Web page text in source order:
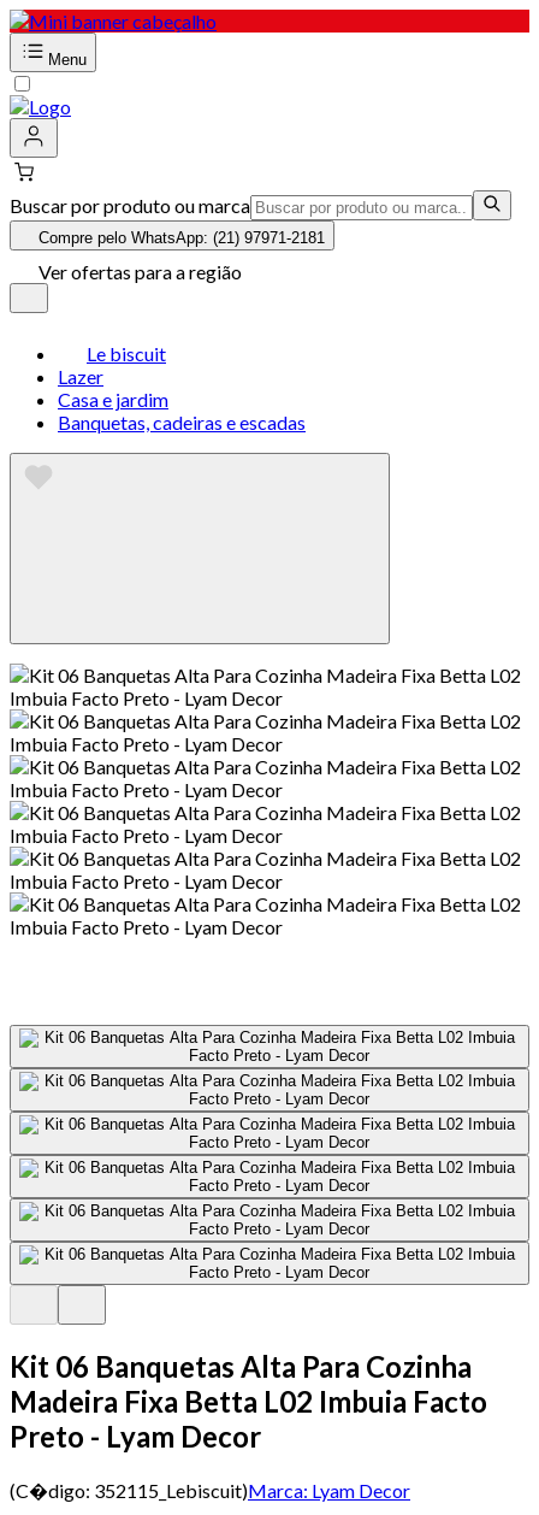
Menu
Buscar por produto ou marca
Compre pelo WhatsApp: (21) 97971-2181
Ver ofertas para a região
Le biscuit
Lazer
Casa e jardim
Banquetas, cadeiras e escadas
Kit 06 Banquetas Alta Para Cozinha
Madeira Fixa Betta L02 Imbuia Facto
Preto - Lyam Decor
(C�digo: 352115_Lebiscuit)Marca: Lyam Decor